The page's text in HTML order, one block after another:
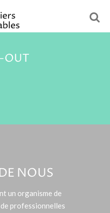
OUT
NOUS
un organisme de
professionnelles